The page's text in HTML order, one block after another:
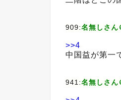
909:名無しさん
>>4
中国益が第一
941:名無しさん